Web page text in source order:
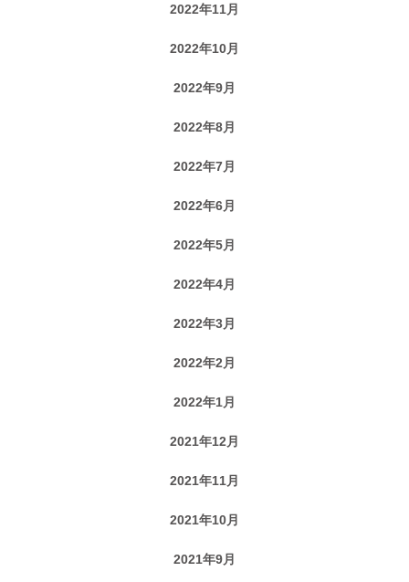
2022年11月
2022年10月
2022年9月
2022年8月
2022年7月
2022年6月
2022年5月
2022年4月
2022年3月
2022年2月
2022年1月
2021年12月
2021年11月
2021年10月
2021年9月